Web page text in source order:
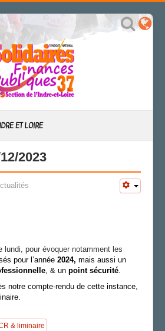
ET LOIRE
2023
lundi, pour évoquer notamment les
pour l’année 2024, mais aussi un
, & un point sécurité.
notre compte-rendu de cette instance,
& liminaire